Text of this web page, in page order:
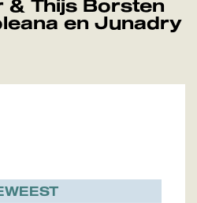
& Thijs Borsten
en Junadry